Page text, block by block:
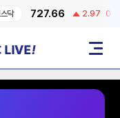
727.66 2.97 0.41%
메뉴